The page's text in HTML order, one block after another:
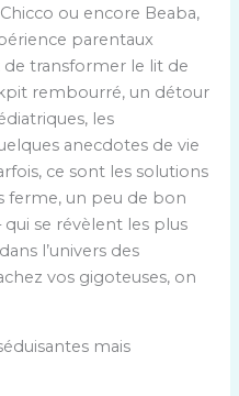
ou encore Beaba,
parentaux
transformer le lit de
rembourré, un détour
les
anecdotes de vie
ce sont les solutions
ferme, un peu de bon
se révèlent les plus
l’univers des
vos gigoteuses, on
mais